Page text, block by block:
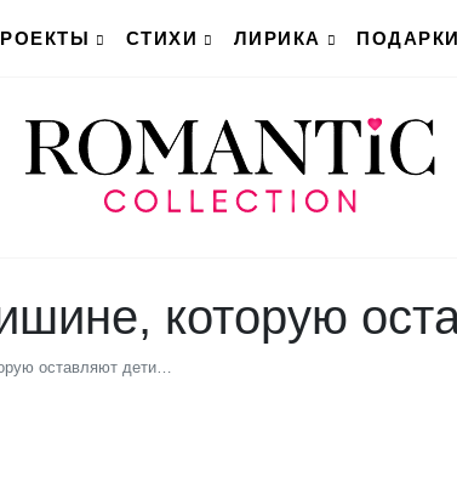
СТИХИ ЛИРИКА ПОДАРКИ
которую
оставляют дети…